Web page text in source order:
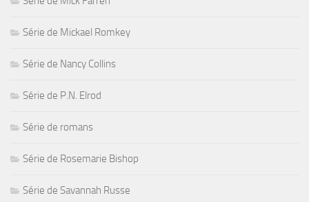
Série de Mickael Romkey
Série de Nancy Collins
Série de P.N. Elrod
Série de romans
Série de Rosemarie Bishop
Série de Savannah Russe